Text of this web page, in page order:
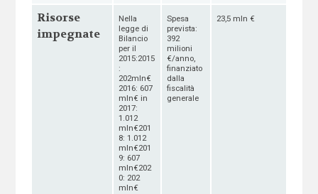
Risorse
impegnate
Nella
legge di
Bilancio
per il
2015:2015
:
202mln€
2016: 607
mln€ in
2017:
1.012
mln€201
8: 1.012
mln€201
9: 607
mln€202
0: 202
mln€
Spesa
prevista:
392
milioni
€/anno,
finanziato
dalla
fiscalità
generale
23,5 mln €